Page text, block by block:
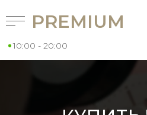
PREMIUM
10:00 - 20:00